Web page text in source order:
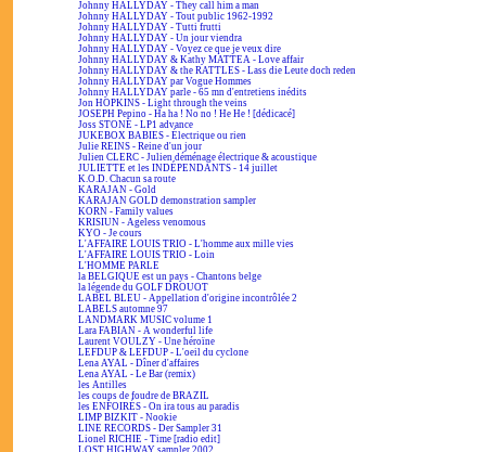
Johnny HALLYDAY - They call him a man
Johnny HALLYDAY - Tout public 1962-1992
Johnny HALLYDAY - Tutti frutti
Johnny HALLYDAY - Un jour viendra
Johnny HALLYDAY - Voyez ce que je veux dire
Johnny HALLYDAY & Kathy MATTEA - Love affair
Johnny HALLYDAY & the RATTLES - Lass die Leute doch reden
Johnny HALLYDAY par Vogue Hommes
Johnny HALLYDAY parle - 65 mn d'entretiens inédits
Jon HOPKINS - Light through the veins
JOSEPH Pepino - Ha ha ! No no ! He He ! [dédicacé]
Joss STONE - LP1 advance
JUKEBOX BABIES - Électrique ou rien
Julie REINS - Reine d'un jour
Julien CLERC - Julien déménage électrique & acoustique
JULIETTE et les INDÉPENDANTS - 14 juillet
K.O.D. Chacun sa route
KARAJAN - Gold
KARAJAN GOLD demonstration sampler
KORN - Family values
KRISIUN - Ageless venomous
KYO - Je cours
L'AFFAIRE LOUIS TRIO - L'homme aux mille vies
L'AFFAIRE LOUIS TRIO - Loin
L'HOMME PARLE
la BELGIQUE est un pays - Chantons belge
la légende du GOLF DROUOT
LABEL BLEU - Appellation d'origine incontrôlée 2
LABELS automne 97
LANDMARK MUSIC volume 1
Lara FABIAN - A wonderful life
Laurent VOULZY - Une héroïne
LEFDUP & LEFDUP - L'oeil du cyclone
Lena AYAL - Dîner d'affaires
Lena AYAL - Le Bar (remix)
les Antilles
les coups de foudre de BRAZIL
les ENFOIRÉS - On ira tous au paradis
LIMP BIZKIT - Nookie
LINE RECORDS - Der Sampler 31
Lionel RICHIE - Time [radio edit]
LOST HIGHWAY sampler 2002